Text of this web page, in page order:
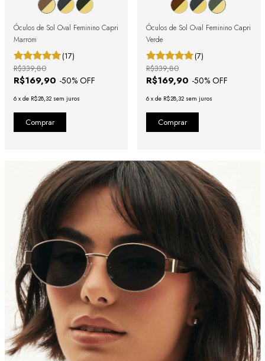
Óculos de Sol Oval Feminino Capri
Marrom
(17)
R$169,90 -50% OFF
R$339,80
6 x de R$28,32 sem juros
Óculos de Sol Oval Feminino Capri
Verde
(7)
R$169,90 -50% OFF
R$339,80
6 x de R$28,32 sem juros